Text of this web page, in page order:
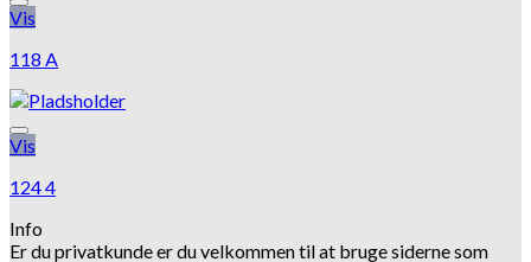
Vis
118 A
Vis
124 4
Info
Er du privatkunde er du velkommen til at bruge siderne som